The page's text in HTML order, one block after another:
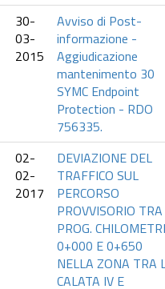
30-
03-
2015
Avviso di Post-
informazione -
Aggiudicazione
mantenimento 30
SYMC Endpoint
Protection - RDO
756335.
02-
02-
2017
DEVIAZIONE DEL
TRAFFICO SUL
PERCORSO
PROVVISORIO
PROG.
0+000 E 0+650
NELLA ZONA TRA
CALATA IV E